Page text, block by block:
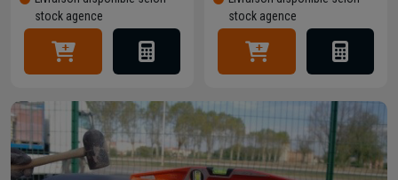
stock agence
stock agence